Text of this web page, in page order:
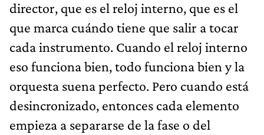
director, que es el reloj interno, que es el
que marca cuándo tiene que salir a tocar
cada instrumento. Cuando el reloj interno
eso funciona bien, todo funciona bien y la
orquesta suena perfecto. Pero cuando está
desincronizado, entonces cada elemento
empieza a separarse de la fase o del